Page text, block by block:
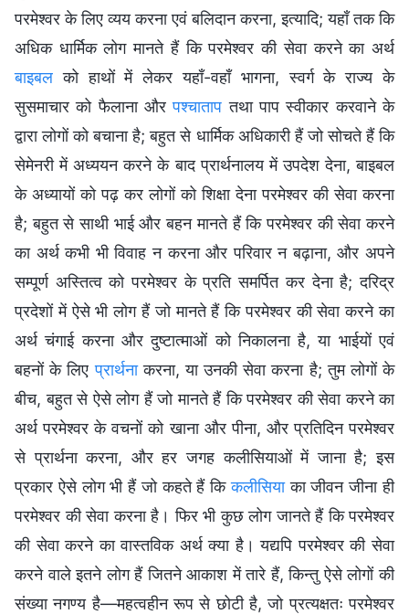
परमेश्वर के लिए व्यय करना एवं बलिदान करना, इत्यादि; यहाँ तक कि
अधिक धार्मिक लोग मानते हैं कि परमेश्वर की सेवा करने का अर्थ
बाइबल को हाथों में लेकर यहाँ-वहाँ भागना, स्वर्ग के राज्य के
सुसमाचार को फैलाना औरपश्चाताप तथा पाप स्वीकार करवाने के
द्वारा लोगों को बचाना है; बहुत से धार्मिक अधिकारी हैं जो सोचते हैं कि
सेमेनरी में अध्ययन करने के बाद प्रार्थनालय में उपदेश देना, बाइबल
के अध्यायों को पढ़ कर लोगों को शिक्षा देना परमेश्वर की सेवा करना
है; बहुत से साथी भाई और बहन मानते हैं कि परमेश्वर की सेवा करने
का अर्थ कभी भी विवाह न करना और परिवार न बढ़ाना, और अपने
सम्पूर्ण अस्तित्व को परमेश्वर के प्रति समर्पित कर देना है; दरिद्र
प्रदेशों में ऐसे भी लोग हैं जो मानते हैं कि परमेश्वर की सेवा करने का
अर्थ चंगाई करना और दुष्टात्माओं को निकालना है, या भाईयों एवं
बहनों के लिएप्रार्थनाकरना, या उनकी सेवा करना है; तुम लोगों के
बीच, बहुत से ऐसे लोग हैं जो मानते हैं कि परमेश्वर की सेवा करने का
अर्थ परमेश्वर के वचनों को खाना और पीना, और प्रतिदिन परमेश्वर
से प्रार्थना करना, और हर जगह कलीसियाओं में जाना है; इस
प्रकार ऐसे लोग भी हैं जो कहते हैं किकलीसियाका जीवन जीना ही
परमेश्वर की सेवा करना है। फिर भी कुछ लोग जानते हैं कि परमेश्वर
की सेवा करने का वास्तविक अर्थ क्या है। यद्यपि परमेश्वर की सेवा
करने वाले इतने लोग हैं जितने आकाश में तारे हैं, किन्तु ऐसे लोगों की
संख्या नगण्य है—महत्वहीन रूप से छोटी है, जो प्रत्यक्षतः परमेश्वर